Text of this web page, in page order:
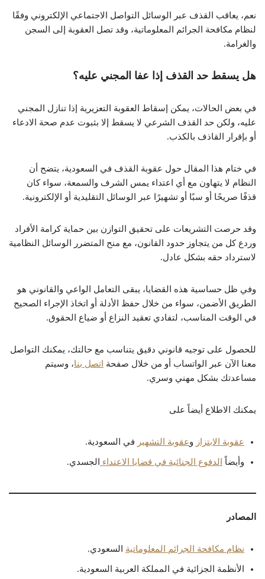
نعم، يعاقب القذف عبر الوسائل التواصل الاجتماعي الإلكتروني وفقًا
لنظام مكافحة الجرائم المعلوماتية، وقد تصل العقوبة إلى السجن
والغرامة.
هل يسقط حد القذف إذا عفا المجني عليه؟
في بعض الحالات، يمكن إسقاط العقوبة التعزيرية إذا تنازل المجني
عليه، ولكن حد القذف الشرعي لا يسقط إلا بثبوت عدم صحة الادعاء
أو بإقرار القاذف بالكذب.
في ختام هذا المقال حول عقوبة القذف في السعودية، يتضح أن
النظام لا يتهاون مع أي اعتداء يمس الشرف والسمعة، سواء كان
قذفًا صريحًا أو سبًا أو تشهيرًا عبر الوسائل التقليدية أو الإلكترونية.
وقد حرصت التشريعات على تحقيق التوازن بين حماية كرامة الأفراد
وردع كل من يتجاوز حدود القانون، مع منح المتضرر الوسائل النظامية
لاسترداد حقه بشكل عادل.
وفي ظل حساسية هذه القضايا، يبقى التعامل الواعي والقانوني هو
الطريق الأضمن، سواء من خلال حفظ الأدلة أو اتخاذ الإجراء الصحيح
في الوقت المناسب، لتفادي تعقيد النزاع أو ضياع الحقوق.
للحصول على توجيه قانوني دقيق يتناسب مع حالتك، يمكنك التواصل
معنا الآن عبر الواتساب أو من خلال صفحة اتصل بنا، وسيتم
مساعدتك بشكل مهني وسري.
يمكنك الاطلاع أيضاً على
عقوبة الابتزاز وعقوبة التشهير في السعودية.
وأيضاً الدفوع الجنائية في قضايا الاعتداء الجسدي.
المصادر
نظام مكافحة الجرائم المعلوماتية السعودي.
الأنظمة الجزائية في المملكة العربية السعودية.